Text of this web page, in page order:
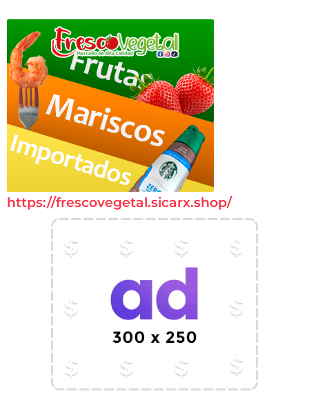
https://frescovegetal.sicarx.shop/